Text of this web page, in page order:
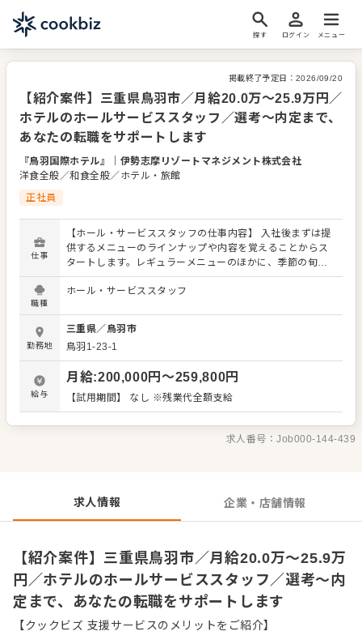
探す ログイン メニュー
掲載終了予定日： 2026/09/20
【紹介案件】三重県鳥羽市／月給20.0万～25.9万円／
ホテルのホールサービススタッフ／選考～内定まで、
あなたの転職をサポートします
『鳥羽国際ホテル』
伊勢志摩リゾートマネジメント株式会社
洋食全般／和食全般／ホテル・旅館
正社員
仕事
【ホール・サービススタッフの仕事内容】 入社後まずは提
供するメニューのラインナップや内容を覚えることからス
タートします。レギュラーメニューのほかに、季節の旬を
使った限定メニューを提供することもありますので、お客
さまに説明できるよう調理スタッフとの連携やコミュニケ
フは店舗の顔となります。感謝の言葉をいただいたり、改
善要求などのご意見を直接いただくこともあります。それ
らの内容を店舗メンバーに共有しながら、よりよいお店づ
くりを心がけてください。オペレーション改善や構築につ
いてのアイデアも大歓迎です。 【具体的には…】 ・開店、
閉店準備、清掃 ・お席へのご案内、オーダーテイク、レジ
け ・予約管理、電話対応 など 入社後はスキルに合わせた
業務からお任せしますので、徐々に業務の幅を広げていき
をめざせます。
職種
ホール・サービススタッフ
勤務地
三重県／ 鳥羽市
鳥羽1-23-1
給与
月給:200,000円〜259,800円
【試用期間】 なし ※残業代全額支給
求人番号：Job000-144-439
求人情報 企業・店舗情報
【紹介案件】三重県鳥羽市／月給20.0万～25.9万
円／ホテルのホールサービススタッフ／選考～内
定まで、あなたの転職をサポートします
【クックビズ 支援サービスのメリットをご紹介】